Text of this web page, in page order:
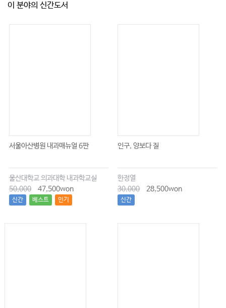
이 분야의 신간도서
서울아산병원 내과매뉴얼 6판
울산대학교 의과대학 내과학교실
50,000
47,500won
신간 베스트 인기
인구, 양보다 질
한정열
30,000
28,500won
신간